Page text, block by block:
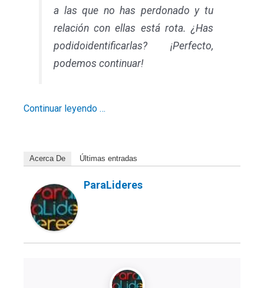
a las que no has perdonado y tu
relación con ellas está rota. ¿Has
podidoidentificarlas? ¡Perfecto,
podemos continuar!
Continuar leyendo …
Acerca De Últimas entradas
ParaLideres